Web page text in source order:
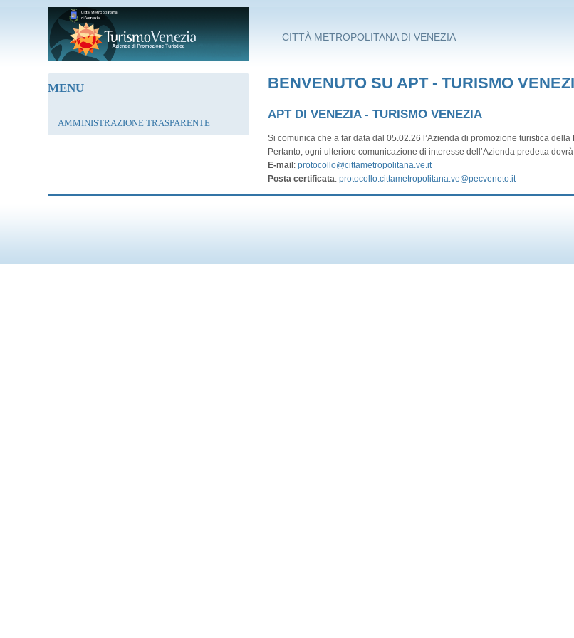
Salta al contenuto principale
CITTÀ METROPOLITANA DI VENEZIA
MENU
AMMINISTRAZIONE TRASPARENTE
BENVENUTO SU APT - TURISMO
APT DI VENEZIA - TURISMO VENEZIA
Si comunica che a far data dal 05.02.26 l’Azienda di promozione turistica
Pertanto, ogni ulteriore comunicazione di interesse dell’Azienda predetta
E-mail:protocollo@cittametropolitana.ve.it
Posta certificata:protocollo.cittametropolitana.ve@pecveneto.it